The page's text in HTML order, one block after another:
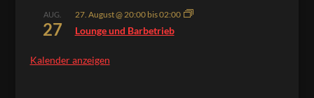
AUG.
27
27. August @ 20:00bis02:00
Lounge und Barbetrieb
Kalender anzeigen